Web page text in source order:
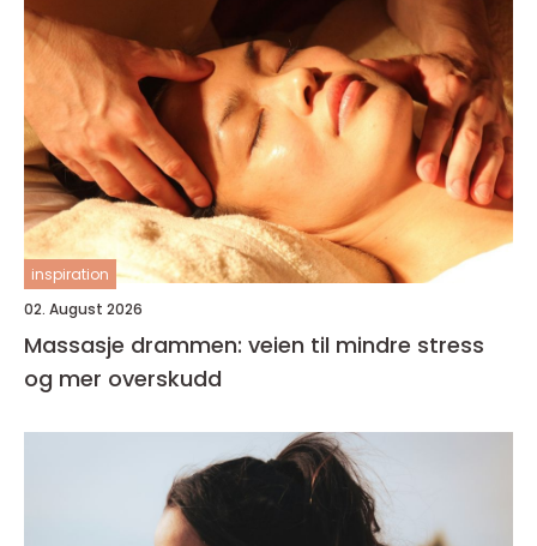
inspiration
02. August 2026
Massasje drammen: veien til mindre stress
og mer overskudd